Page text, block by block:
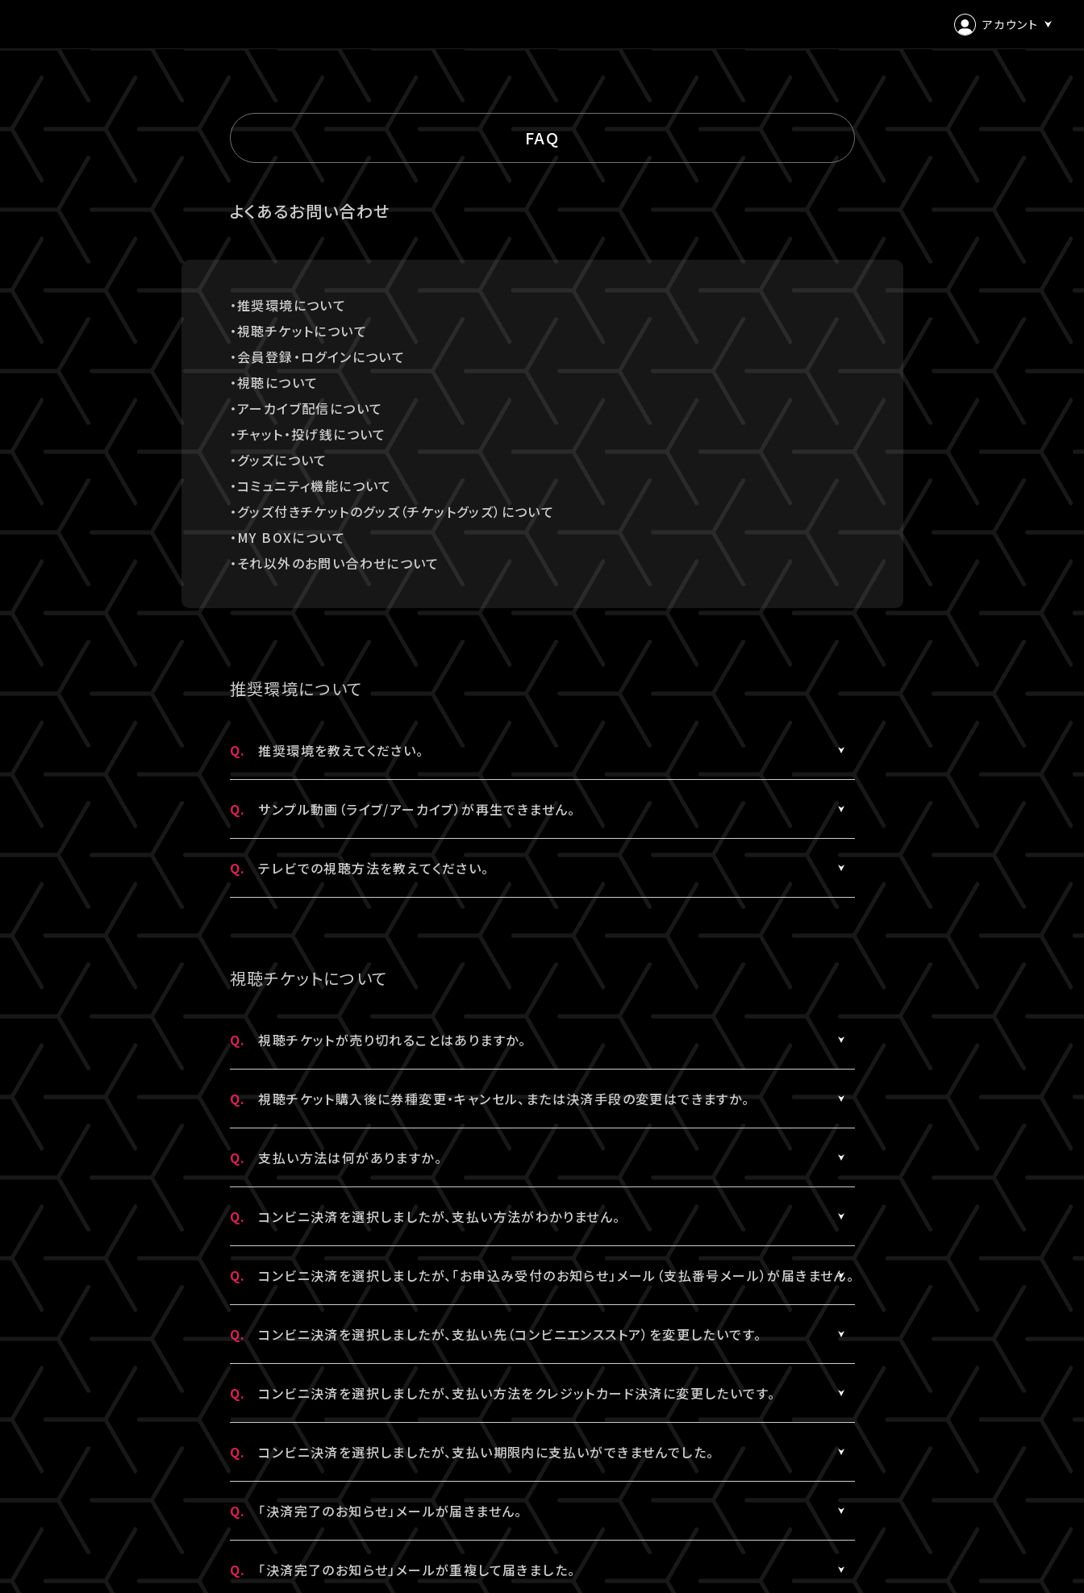
アカウント
ログイン
会員登録
FAQ
よくあるお問い合わせ
・推奨環境について
・視聴チケットについて
・会員登録・ログインについて
・視聴について
・アーカイブ配信について
・チャット・投げ銭について
・グッズについて
・コミュニティ機能について
・グッズ付きチケットのグッズ（チケットグッズ）について
・MY BOXについて
・それ以外のお問い合わせについて
推奨環境について
Q. 推奨環境を教えてください。
より推奨環境をご確認ください。
Q.
サンプル動画（ライブ/アーカイブ）が再生できません。
A. 推奨環境をご確認ください。推奨環境でも再生できない場合は こちらにお問い合わせください。
Q.
テレビでの視聴方法を教えてください。
テレビでの視聴方法の⼀例を こちら
でご紹介しております。
テレビ視聴は、当サービスの推奨環境ではありません。
参考にされる際は、あくまで推奨環境ではないことをご理解・ご了承のうえ、事前にテスト視聴をお試
しください。
※テレビでのご視聴中に生じた不具合に関しては、当サービスは一切の責任を負いかねます。
※テレビ等での視聴をご希望の場合は、サンプル動画視聴ページでサンプル動画の映像と音声が正
常に再生できることをご確認のうえ、ご自身の判断で視聴チケットのご購入をご検討ください。
視聴チケットについて
Q. 視聴チケットが売り切れることはありますか。
原則、視聴チケットの売り切れはございません。ただし公演・券種によっては枚数に限りがある場合が
ございます。
詳細はチケット販売ページでご確認ください。
Q. 視聴チケット購入後に券種変更・キャンセル、または決済手段の変更はできますか。
一度決済を完了された視聴チケットの券種変更・キャンセルは一切お受けできません。
※クレジットカード決済の場合、即時決済となります。
※コンビニ決済の場合、お支払いがお済みでない場合のみ、券種変更・キャンセルが可能です。
Q. 支払い方法は何がありますか。
クレジットカード決済、コンビニ決済がご利用いただけます。
決済の明細には「LIVESHIP」と表示されます。
Q. コンビニ決済を選択しましたが、支払い方法がわかりません。
A. コンビニ決済の支払い方法は、下記よりご確認ください。
■コンビニ決済支払い方法（手順4以降）
□ローソン・ミニストップ
https://www.sbpayment.jp/support/how_to_pay/cvs/lawson_webcvs/
□ファミリーマート
https://www.sbpayment.jp/support/how_to_pay/cvs/familymart_webcvs/
□セイコーマート
https://www.sbpayment.jp/support/how_to_pay/cvs/seicomart_webcvs/
Q. コンビニ決済を選択しましたが、「お申込み受付のお知らせ」メール（支払番号メール）が届きません。
A.
コンビニ決済を選択された場合、「お申込み受付のお知らせ」メール（支払番号メール）は、視聴チケ
ット販売ページでご入力いただいたA!-ID（メールアドレス）宛に【@liveship.tokyo】ドメインから配
信しております。
“迷惑メール”として自動振り分け・受信拒否されていないかご確認ください。
支払番号は、「マイページ」内「チケット購入情報」にも記載されておりますので、メールが未着の場合
は上記をご確認のうえ、期限内にお手続きください。
「マイページ」に記載がない場合や、支払期限を超過した場合は、再度、チケット販売ページより、お
手続きをお願いいたします。
Q. コンビニ決済を選択しましたが、支払い先（コンビニエンスストア）を変更したいです。
A.
コンビニ決済の支払先（コンビニエンスストア）を変更する場合は、「マイページ」内「チケット購入情
報」より、支払先を変更したいチケットを選択。
「支払い方法・コンビニの変更」から、「コンビニ決済をキャンセル」を押してください。
コンビニ決済のキャンセル後、再度「マイページ」内「チケット購入情報」にアクセスいただくと、「新た
に手続きする」というボタンが表示されます。
こちらより、改めてお手続きください。
※コンビニ決済のキャンセルには、15分ほどお時間がかかります。
※「決済取消中」のアイコンが表示されている間はお手続きができません。
Q. コンビニ決済を選択しましたが、支払い方法をクレジットカード決済に変更したいです。
コンビニ決済未入金の場合は、支払い方法をクレジットカード決済に変更していただけます。
「マイページ」内「チケット購入情報」より、支払方法を変更したいチケットを選択。
「支払い方法・コンビニの変更」から、「コンビニ決済をキャンセル」を押してください。
コンビニ決済のキャンセル後、再度「マイページ」内「チケット購入情報」にアクセスいただくと、「新た
に手続きする」というボタンが表示されます。
こちらより、クレジットカード決済を選択のうえ、改めてお手続きください。
Q. コンビニ決済を選択しましたが、支払い期限内に支払いができませんでした。
A.
支払い期限を過ぎてしまった場合は、再度、チケット販売ページからご購入手続きをお願いします。
Q.
「決済完了のお知らせ」メールが届きません。
「決済完了のお知らせ」メールは、チケットご購入時にLIVESHIPにご登録いただいたA!-ID（メールア
ドレス）宛に【@liveship.tokyo】ドメインから配信しております。
Q. 「決済完了のお知らせ」メールが重複して届きました。